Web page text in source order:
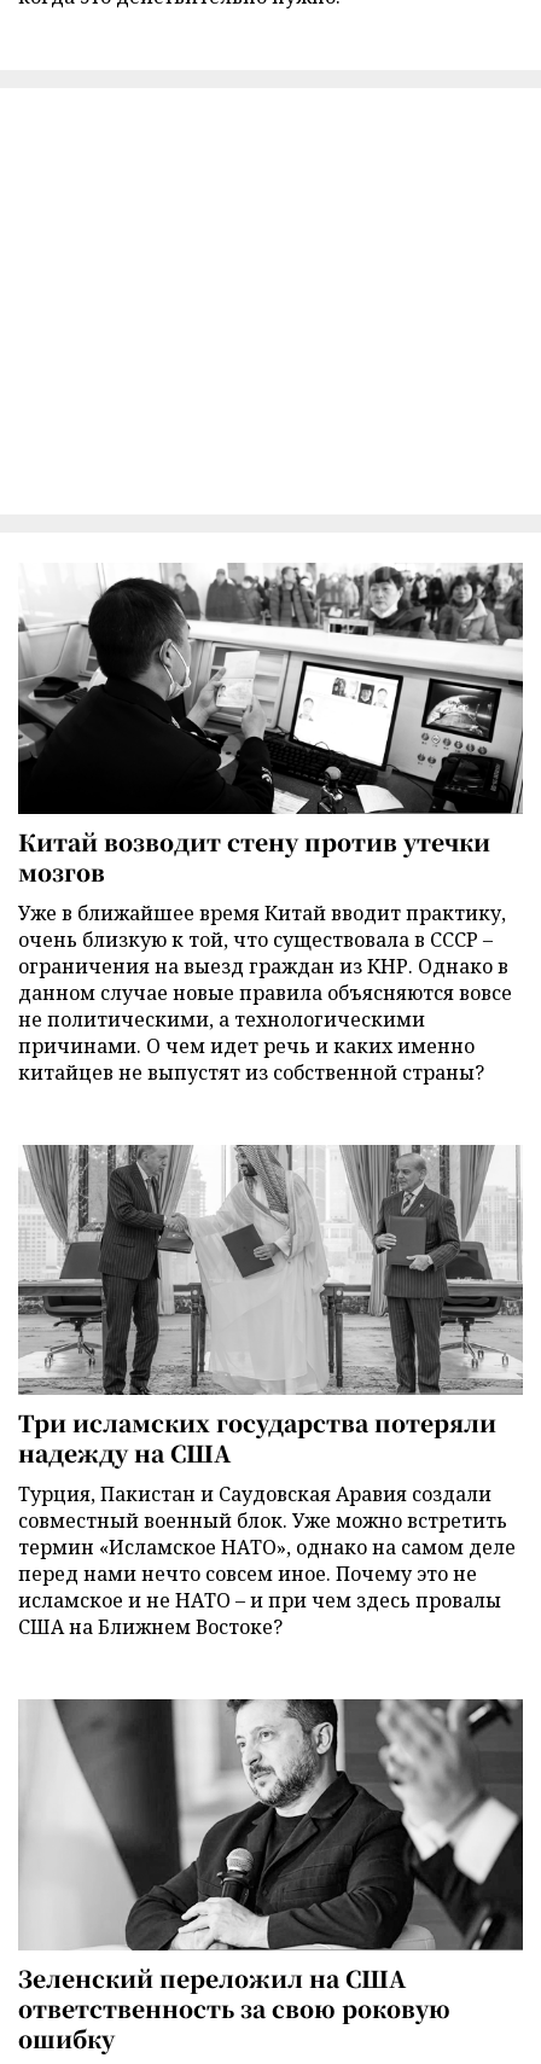
Китай возводит стену против утечки
мозгов
Уже в ближайшее время Китай вводит практику,
очень близкую к той, что существовала в СССР –
ограничения на выезд граждан из КНР. Однако в
данном случае новые правила объясняются вовсе
не политическими, а технологическими
причинами. О чем идет речь и каких именно
китайцев не выпустят из собственной страны?
Три исламских государства потеряли
надежду на США
Турция, Пакистан и Саудовская Аравия создали
совместный военный блок. Уже можно встретить
термин «Исламское НАТО», однако на самом деле
перед нами нечто совсем иное. Почему это не
исламское и не НАТО – и при чем здесь провалы
США на Ближнем Востоке?
Зеленский переложил на США
ответственность за свою роковую
ошибку